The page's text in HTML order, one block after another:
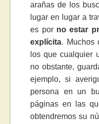
arañas de los
lugar en lugar a
es porno estar
explícita. Muchos
los que cualquier
no obstante,
ejemplo, si
persona en un
páginas en las
obtendremos su